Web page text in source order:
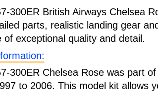
300ER British Airways Chelsea
parts, realistic landing gear
of exceptional quality and detail.
300ER Chelsea Rose was part
to 2006. This model kit allows